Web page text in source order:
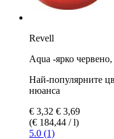
Revell
Aqua -ярко
Най-популярните
нюанса
€ 3,32 € 3,69
(€ 184,44 / l)
5.0 (1)